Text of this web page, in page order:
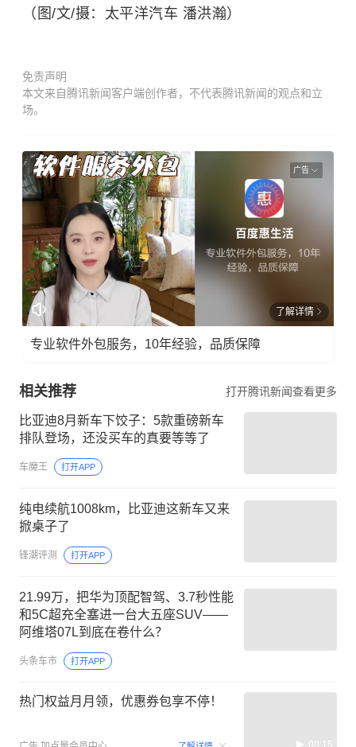
（图/文/摄：太平洋汽车 潘洪瀚）
免责声明
本文来自腾讯新闻客户端创作者，不代表腾讯新闻的观点和立
场。
广告
了解详情
专业软件外包服务，10年经验，品质保障
相关推荐 打开腾讯新闻查看更多
比亚迪8月新车下饺子：5款重磅新车
排队登场，还没买车的真要等等了
车魔王 打开APP
纯电续航1008km，比亚迪这新车又来
掀桌子了
锋潮评测 打开APP
21.99万，把华为顶配智驾、3.7秒性能
和5C超充全塞进一台大五座SUV——
阿维塔07L到底在卷什么？
头条车市 打开APP
热门权益月月领，优惠券包享不停！
00:15